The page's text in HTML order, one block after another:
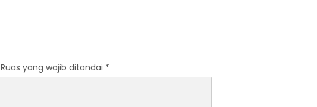
Ruas yang wajib ditandai *